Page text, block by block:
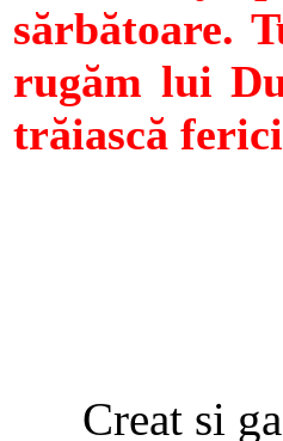
sărbătoare.
rugăm lui
trăiască
Creat si